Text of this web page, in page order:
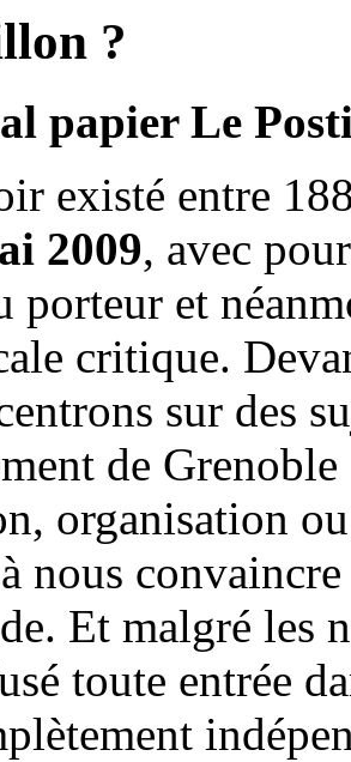
?
papier Le
existé entre
2009, avec
porteur et
critique.
sur des
de
organisation
nous
Et malgré les
toute entrée